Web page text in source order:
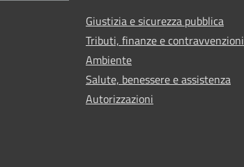
Giustizia e sicurezza pubblica
Tributi, finanze e contravvenzioni
Ambiente
Salute, benessere e assistenza
Autorizzazioni